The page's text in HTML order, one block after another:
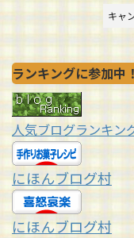
キャ
ランキングに参加中
人気ブログランキン
にほんブログ村
にほんブログ村